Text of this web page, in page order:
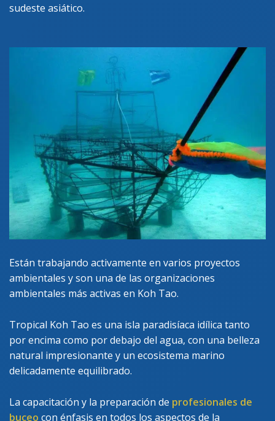
sudeste asiático.
Están trabajando activamente en varios proyectos
ambientales y son una de las organizaciones
ambientales más activas en Koh Tao.
Tropical Koh Tao es una isla paradisíaca idílica tanto
por encima como por debajo del agua, con una belleza
natural impresionante y un ecosistema marino
delicadamente equilibrado.
La capacitación y la preparación de profesionales de
buceo con énfasis en todos los aspectos de la